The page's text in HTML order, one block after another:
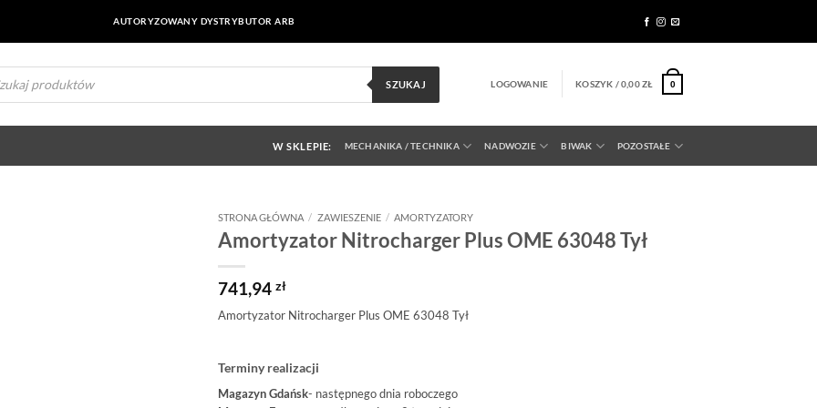
AUTORYZOWANY DYSTRYBUTOR ARB
SZUKAJ LOGOWANIE KOSZYK /0,00ZŁ 0
W SKLEPIE: MECHANIKA / TECHNIKA NADWOZIE BIWAK POZOSTAŁE
STRONA GŁÓWNA / ZAWIESZENIE / AMORTYZATORY
Amortyzator Nitrocharger Plus OME 63048 Tył
741,94 zł
Amortyzator Nitrocharger Plus OME 63048 Tył
Terminy realizacji
Magazyn Gdańsk- następnego dnia roboczego